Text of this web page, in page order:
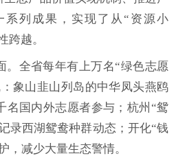
系列成果，实现了从“资源小
跨越。
。全省每年有上万名“绿色志愿
象山韭山列岛的中华凤头燕鸥
名国内外志愿者参与；杭州“鸳
录西湖鸳鸯种群动态；开化“钱
，减少大量生态警情。